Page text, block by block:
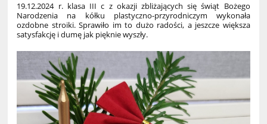
19.12.2024 r. klasa III c z okazji zbliżających się świąt Bożego
Narodzenia na kółku plastyczno-przyrodniczym wykonała
ozdobne stroiki. Sprawiło im to dużo radości, a jeszcze większa
satysfakcję i dumę jak pięknie wyszły.